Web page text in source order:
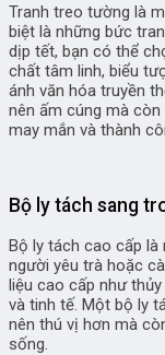
Tranh treo tường là
biệt là những bức
dịp tết, bạn có thể
chất tâm linh, biểu
ánh văn hóa truyền
nên ấm cúng mà
may mắn và thành
Bộ ly tách sang
Bộ ly tách cao cấp
người yêu trà hoặc
liệu cao cấp như
và tinh tế. Một bộ ly
nên thú vị hơn mà
sống.